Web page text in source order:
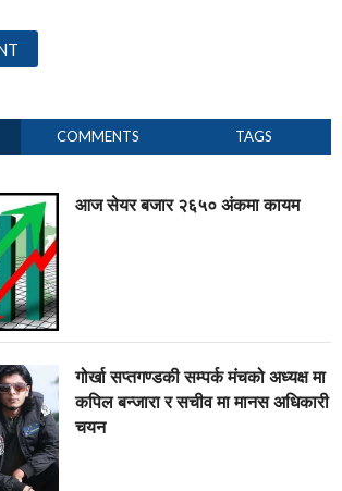
COMMENTS TAGS
आज सेयर बजार २६५० अंकमा कायम
गोर्खा सप्तगण्डकी सम्पर्क मंचको अध्यक्ष मा
कपिल बन्जारा र सचीव मा मानस अधिकारी
चयन